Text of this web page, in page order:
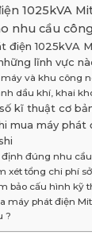
1025kVA
nhu cầu
điện 1025kVA
lĩnh vực
và khu công
dầu khí, khai
kĩ thuật cơ
mua máy phát
định đúng nhu
xét tổng chi phí
bảo cấu hình kỹ
máy phát điện
?